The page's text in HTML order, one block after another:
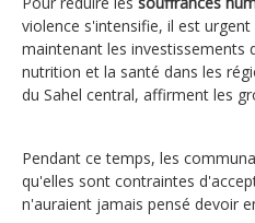
violence s'intensifie, il est
maintenant les investissements
nutrition et la santé dans les
du Sahel central, affirment les
Pendant ce temps, les
qu'elles sont contraintes
n'auraient jamais pensé devoir